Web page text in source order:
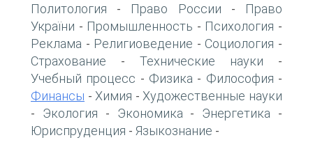
Политология - Право России -
Право
України - Промышленность - Психология -
Реклама - Религиоведение - Социология -
Страхование - Технические науки -
Учебный процесс - Физика - Философия -
Финансы - Химия - Художественные науки
- Экология - Экономика - Энергетика -
Юриспруденция - Языкознание -